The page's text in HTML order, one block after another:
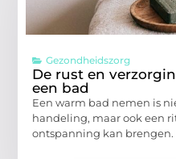
Gezondheidszorg
De rust en
een bad
Een warm bad nemen is
handeling, maar ook een
ontspanning kan brengen.